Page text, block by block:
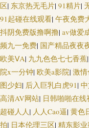
91精品丝袜高跟 第一福利色
成人猛猛av 黄色电影导航
频 亚洲乡村午夜剧场 久久韩
热艹逼 午夜福利影院在线 91
九热精品66 海角社区最新
区| 东京热无毛片| 91精片|
91起碰在线观看| 午夜免费
抖阴免费版撸啊撸| av做爱
频九一免费| 国产精品夜夜
欧美ⅤA| 九九色色七七香蕉|
院x一分钟| 欧美a影院| 激
图少妇| 后入巨乳白虎91|
高清AV网站| 日韩啪啪在线
超碰人人| 人人Cao逼| 黄色
拍| 日本伦理三区| 精东影业